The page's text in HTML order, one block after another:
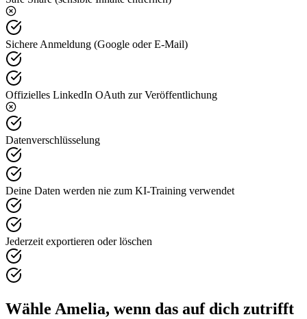
Sichere Anmeldung (Google oder E-Mail)
Offizielles LinkedIn OAuth zur Veröffentlichung
Datenverschlüsselung
Deine Daten werden nie zum KI-Training verwendet
Jederzeit exportieren oder löschen
Wähle Amelia, wenn das auf dich zutrifft